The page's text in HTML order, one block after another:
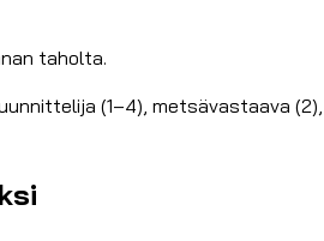
taholta.
(1–4), metsävastaava